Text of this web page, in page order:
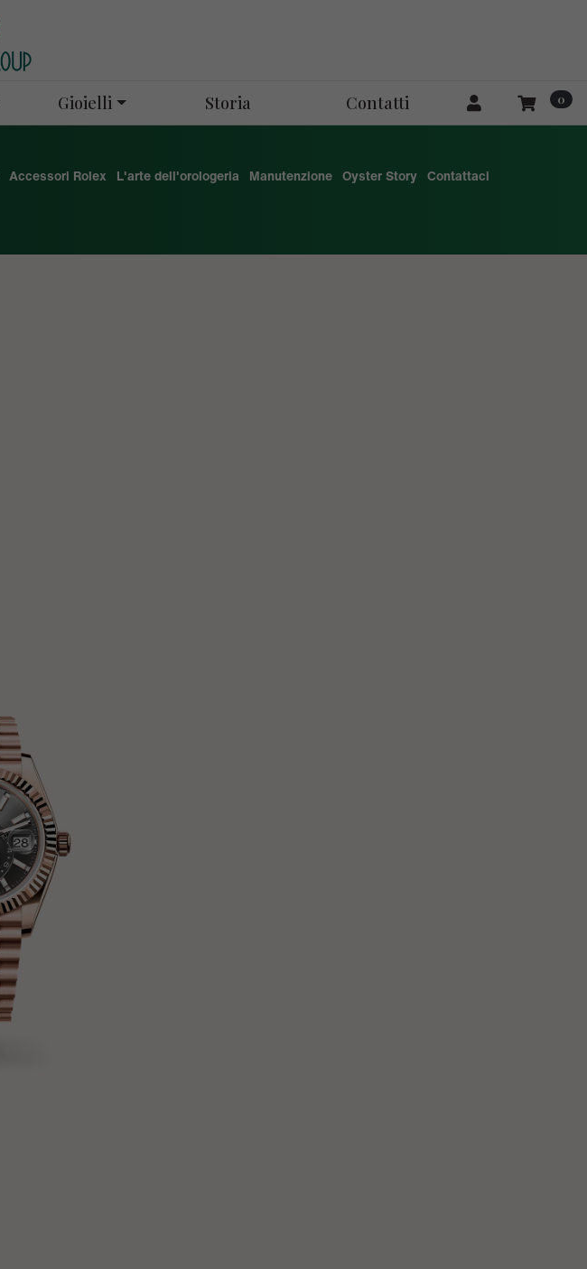
Gioielli Storia Contatti 0
Accessori Rolex L'arte dell'orologeria Manutenzione Oyster Story Contattaci